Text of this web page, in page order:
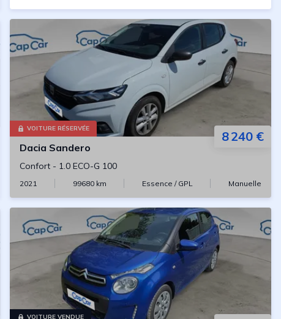
VOITURE RÉSERVÉE
8 240 €
Dacia Sandero
Confort - 1.0 ECO-G 100
2021 99680km Essence / GPL Manuelle
VOITURE VENDUE